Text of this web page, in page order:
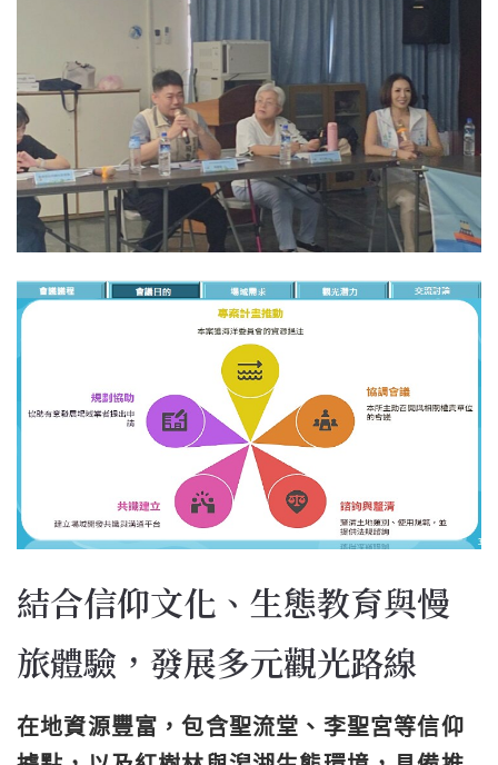
結合信仰文化、生態教育與慢
旅體驗，發展多元觀光路線
在地資源豐富，包含聖流堂、李聖宮等信仰